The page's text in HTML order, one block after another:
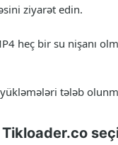
ziyarət edin.
heç bir su nişanı
tələb